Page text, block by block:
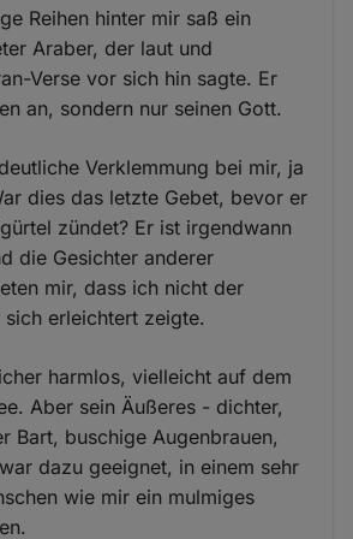
Reihen hinter mir saß ein
Araber, der laut und
Verse vor sich hin sagte. Er
an, sondern nur seinen Gott.
Verklemmung bei mir, ja
dies das letzte Gebet, bevor er
zündet? Er ist irgendwann
die Gesichter anderer
mir, dass ich nicht der
erleichtert zeigte.
harmlos, vielleicht auf dem
Aber sein Äußeres - dichter,
Bart, buschige Augenbrauen,
dazu geeignet, in einem sehr
wie mir ein mulmiges